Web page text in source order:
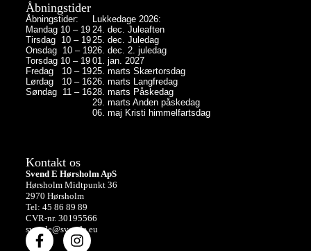
Åbningstider
Åbningstider:
Mandag 10 – 19
Tirsdag 10 – 19
Onsdag 10 – 19
Torsdag 10 – 19
Fredag 10 – 19
Lørdag 10 – 16
Søndag 11 – 16
Lukkedage 2026:
24. dec. Juleaften
25. dec. Juledag
26. dec. 2. juledag
01. jan. 2027
25. marts Skærtorsdag
26. marts Langfredag
28. marts Påskedag
29. marts Anden påskedag
06. maj Kristi himmelfartsdag
Kontakt os
Svend E Hørsholm ApS
Hørsholm Midtpunkt 36
2970 Hørsholm
Tel: 45 86 89 89
CVR-nr. 30195566
svende@svende.eu